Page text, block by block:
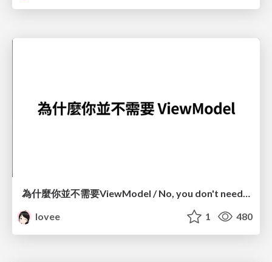
為什麼你並不需要ViewModel / No, you don't need a ViewModel
lovee
1 480